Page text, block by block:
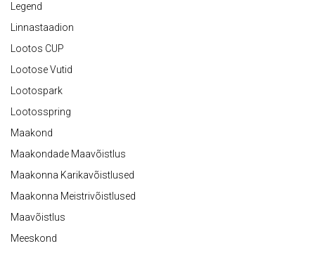
Legend
Linnastaadion
Lootos CUP
Lootose Vutid
Lootospark
Lootosspring
Maakond
Maakondade Maavõistlus
Maakonna Karikavõistlused
Maakonna Meistrivõistlused
Maavõistlus
Meeskond